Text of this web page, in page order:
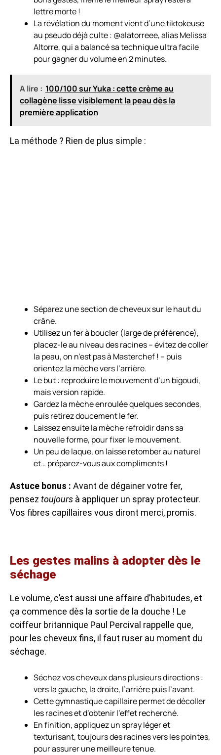
lettre morte !
La révélation du moment vient d’une tiktokeuse
au pseudo déjà culte : @alatorreee, alias Melissa
Altorre, qui a balancé sa technique ultra facile
pour gagner du volume en 2 minutes.
A lire : 100/100 sur Yuka : cette crème au
collagène lisse visiblement la peau dès la
première application
La méthode ? Rien de plus simple :
Séparez une section de cheveux sur le haut du
crâne.
Utilisez un fer à boucler (large de préférence),
placez-le au niveau des racines –évitez de coller
la peau, on n’est pas à Masterchef ! – puis
orientez la mèche vers l’arrière.
Le but : reproduire le mouvement d’un bigoudi,
mais version rapide.
Gardez la mèche enroulée quelques secondes,
puis retirez doucement le fer.
Laissez ensuite la mèche refroidir dans sa
nouvelle forme, pour fixer le mouvement.
Un peu de laque, on laisse retomber au naturel
et… préparez-vous aux compliments !
Astuce bonus : Avant de dégainer votre fer,
pensez toujours à appliquer un spray protecteur.
Vos fibres capillaires vous diront merci, promis.
Les gestes malins à adopter dès le
séchage
Le volume, c’est aussi une affaire d’habitudes, et
ça commence dès la sortie de la douche ! Le
coiffeur britannique Paul Percival rappelle que,
pour les cheveux fins, il faut ruser au moment du
séchage.
Séchez vos cheveux dans plusieurs directions :
vers la gauche, la droite, l’arrière puis l’avant.
Cette gymnastique capillaire permet de décoller
les racines et d’obtenir l’effet recherché.
En finition, appliquez un spray léger et
texturisant, toujours des racines vers les pointes,
pour assurer une meilleure tenue.